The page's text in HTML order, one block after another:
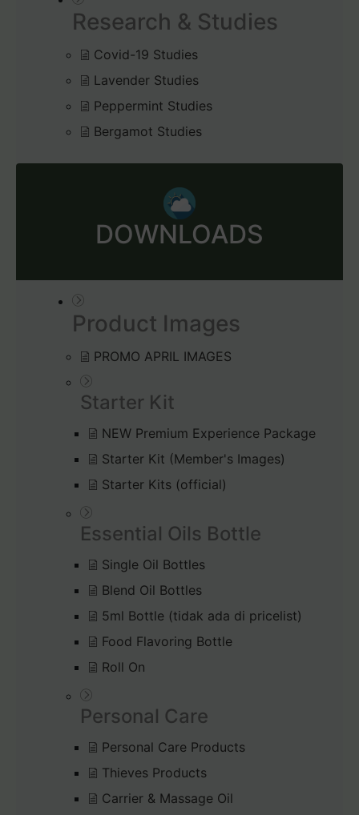
Research & Studies
Covid-19 Studies
Lavender Studies
Peppermint Studies
Bergamot Studies
DOWNLOADS
Product Images
PROMO APRIL IMAGES
Starter Kit
NEW Premium Experience Package
Starter Kit (Member's Images)
Starter Kits (official)
Essential Oils Bottle
Single Oil Bottles
Blend Oil Bottles
5ml Bottle (tidak ada di pricelist)
Food Flavoring Bottle
Roll On
Personal Care
Personal Care Products
Thieves Products
Carrier & Massage Oil